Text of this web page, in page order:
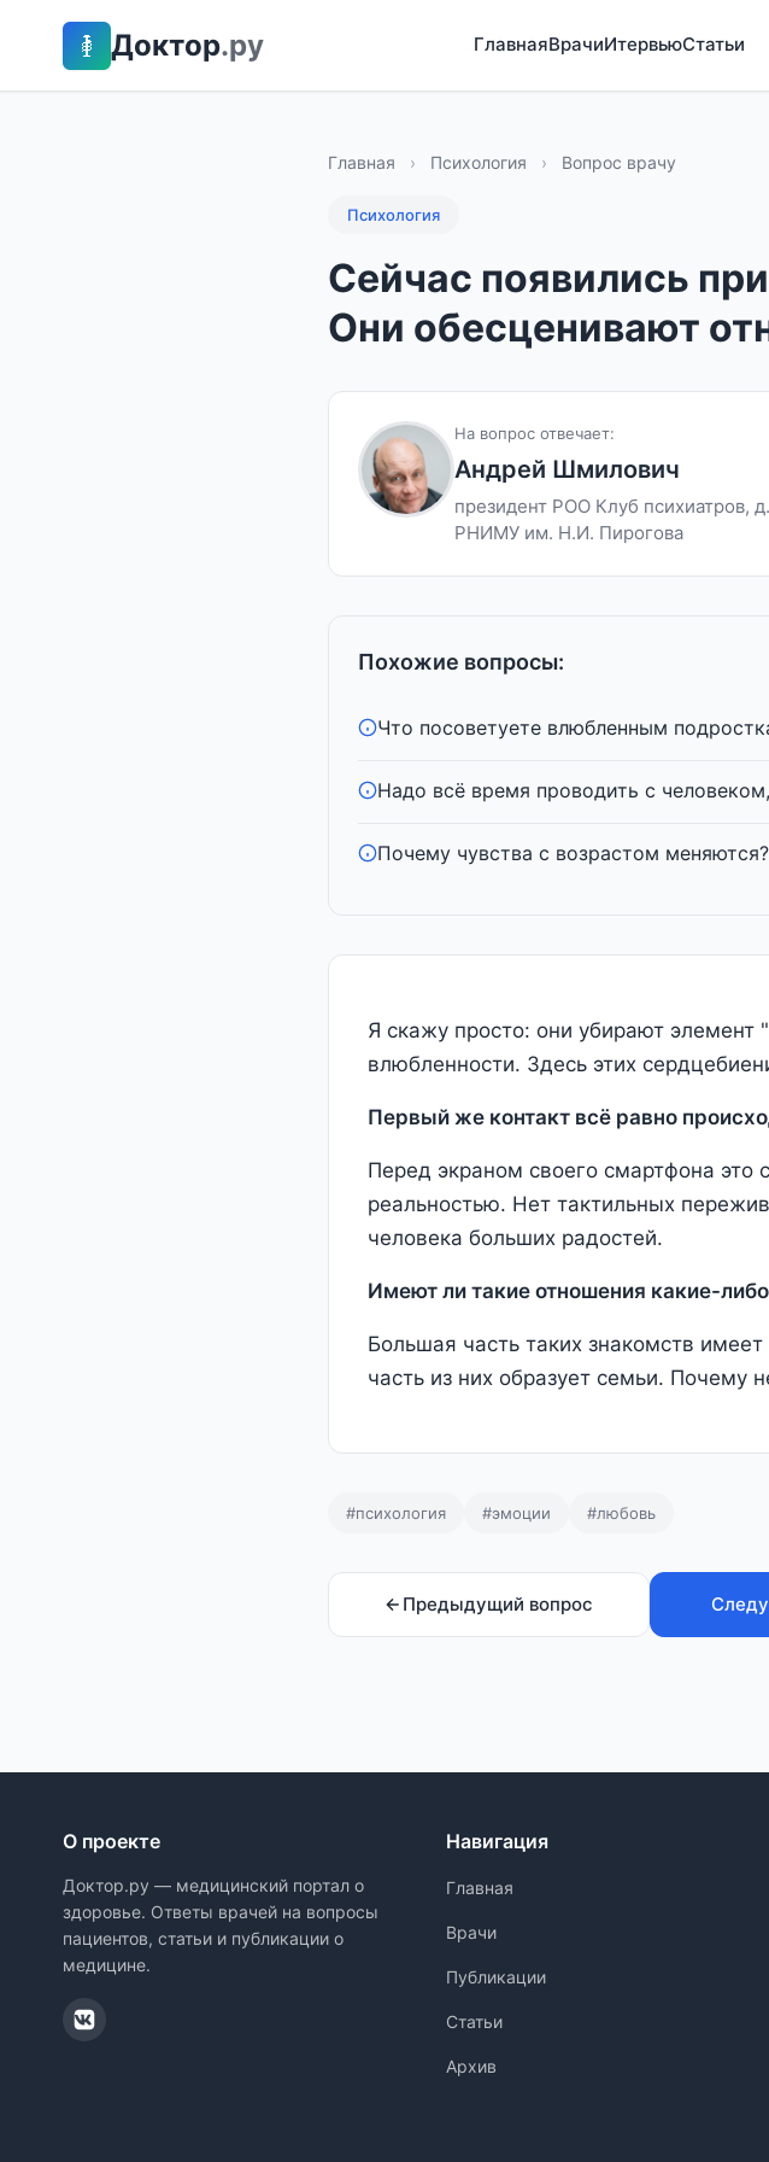
Доктор.ру ГлавнаяВрачиИтервьюСтатьи
Главная › Психология › Вопрос врачу
Психология
Сейчас появились
Они обесценивают
На вопрос отвечает:
Андрей Шмилович
президент РОО Клуб психиатров,
РНИМУ им. Н.И. Пирогова
Похожие вопросы:
Что посоветуете влюбленным
Надо всё время проводить с
Почему чувства с возрастом меняются?
Я скажу просто: они убирают элемент
влюбленности. Здесь этих
Первый же контакт всё равно
Перед экраном своего смартфона это
реальностью. Нет тактильных
человека больших радостей.
Имеют ли такие отношения какие-
Большая часть таких знакомств
часть из них образует семьи. Почему
#психология #эмоции #любовь
Предыдущий вопрос
О проекте
Доктор.ру — медицинский портал о
здоровье. Ответы врачей на вопросы
пациентов, статьи и публикации о
медицине.
Навигация
Главная
Врачи
Публикации
Статьи
Архив